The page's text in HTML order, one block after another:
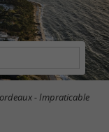
- Impraticable